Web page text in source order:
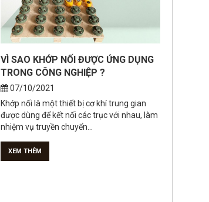
VÌ SAO KHỚP NỐI ĐƯỢC ỨNG DỤNG
TRONG CÔNG NGHIỆP ?
07/10/2021
Khớp nối là một thiết bị cơ khí trung gian
được dùng để kết nối các trục với nhau, làm
XEM THÊM